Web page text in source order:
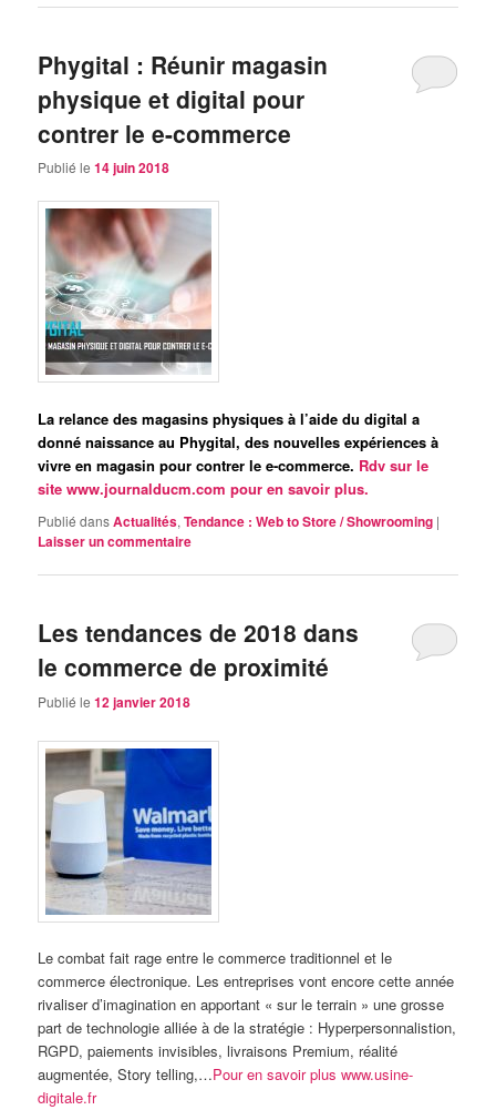
Phygital : Réunir magasin
physique et digital pour
contrer le e-commerce
Publié le14 juin 2018
La relance des magasins physiques à l’aide du digital a
donné naissance au Phygital, des nouvelles expériences à
vivre en magasin pour contrer le e-commerce. Rdv sur le
site www.journalducm.com pour en savoir plus.
Publié dansActualités,Tendance : Web to Store / Showrooming |
Laisser un commentaire
Les tendances de 2018 dans
le commerce de proximité
Publié le12 janvier 2018
Le combat fait rage entre le commerce traditionnel et le
commerce électronique. Les entreprises vont encore cette année
rivaliser d’imagination en apportant « sur le terrain » une grosse
part de technologie alliée à de la stratégie : Hyperpersonnalistion,
RGPD, paiements invisibles, livraisons Premium, réalité
augmentée, Story telling,…Pour en savoir plus www.usine-
digitale.fr